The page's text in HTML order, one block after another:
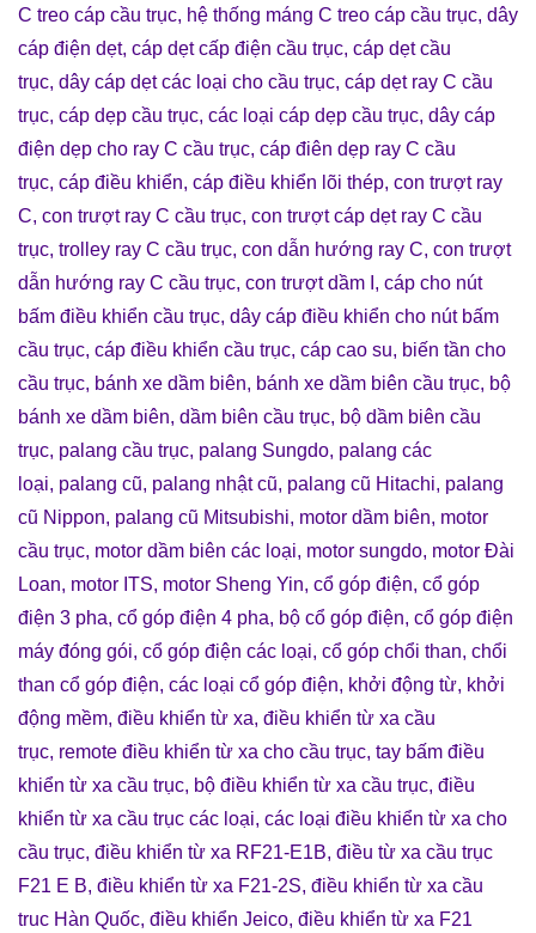
C treo cáp cầu trục, hệ thống máng C treo cáp cầu trục, dây
cáp điện dẹt, cáp dẹt cấp điện cầu trục, cáp dẹt cầu
trục, dây cáp dẹt các loại cho cầu trục, cáp dẹt ray C cầu
trục, cáp dẹp cầu trục, các loại cáp dẹp cầu trục, dây cáp
điện dẹp cho ray C cầu trục, cáp điên dẹp ray C cầu
trục, cáp điều khiển, cáp điều khiển lõi thép, con trượt ray
C, con trượt ray C cầu trục, con trượt cáp dẹt ray C cầu
trục, trolley ray C cầu trục, con dẫn hướng ray C, con trượt
dẫn hướng ray C cầu trục, con trượt dầm I , cáp cho nút
bấm điều khiển cầu trục, dây cáp điều khiển cho nút bấm
cầu trục, cáp điều khiển cầu trục, cáp cao su, biến tần cho
cầu trục, bánh xe dầm biên, bánh xe dầm biên cầu trục, bộ
bánh xe dầm biên, dầm biên cầu trục, bộ dầm biên cầu
trục, palang cầu trục, palang Sungdo, palang các
loại, palang cũ, palang nhật cũ, palang cũ Hitachi, palang
cũ Nippon, palang cũ Mitsubishi, motor dầm biên, motor
cầu trục, motor dầm biên các loại, motor sungdo, motor Đài
Loan, motor ITS, motor Sheng Yin, cổ góp điện, cổ góp
điện 3 pha, cổ góp điện 4 pha, bộ cổ góp điện, cổ góp điện
máy đóng gói, cổ góp điện các loại, cổ góp chổi than, chổi
than cổ góp điện, các loại cổ góp điện, khởi động từ, khởi
động mềm, điều khiển từ xa, điều khiển từ xa cầu
trục, remote điều khiển từ xa cho cầu trục, tay bấm điều
khiển từ xa cầu trục, bộ điều khiển từ xa cầu trục, điều
khiển từ xa cầu trục các loại, các loại điều khiển từ xa cho
cầu trục, điều khiển từ xa RF21-E1B, điều từ xa cầu trục
F21 E B, điều khiển từ xa F21-2S, điều khiển từ xa cầu
truc Hàn Quốc, điều khiển Jeico, điều khiển từ xa F21